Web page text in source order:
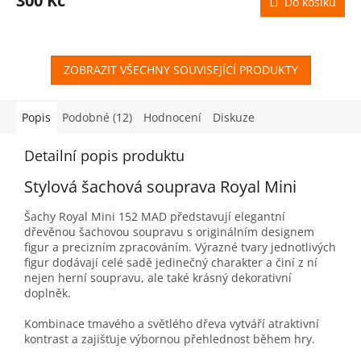
A
ZOBRAZIT VŠECHNY SOUVISEJÍCÍ PRODUKTY
Popis Podobné (12) Hodnocení Diskuze
Detailní popis produktu
Stylová šachová souprava Royal Mini
Šachy Royal Mini 152 MAD představují elegantní
dřevěnou šachovou soupravu s originálním designem
figur a precizním zpracováním. Výrazné tvary jednotlivých
figur dodávají celé sadě jedinečný charakter a činí z ní
nejen herní soupravu, ale také krásný dekorativní
doplněk.
Kombinace tmavého a světlého dřeva vytváří atraktivní
kontrast a zajišťuje výbornou přehlednost během hry.